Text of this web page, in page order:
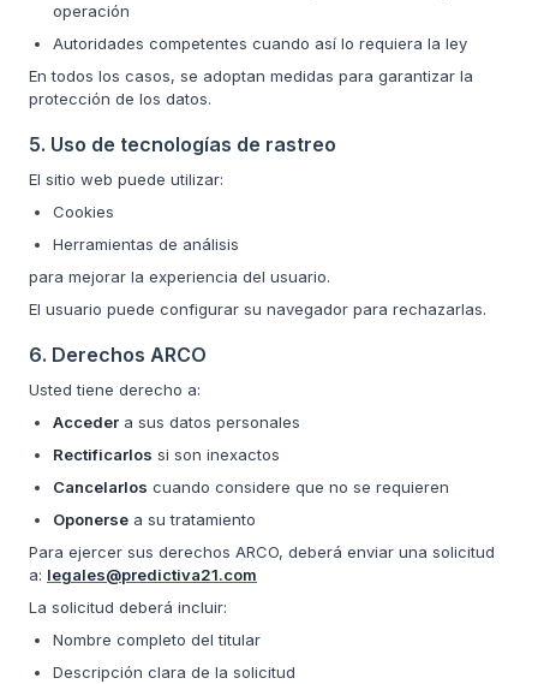
operación
Autoridades competentes cuando así lo requiera la ley
En todos los casos, se adoptan medidas para garantizar la
protección de los datos.
5. Uso de tecnologías de rastreo
El sitio web puede utilizar:
Cookies
Herramientas de análisis
para mejorar la experiencia del usuario.
El usuario puede configurar su navegador para rechazarlas.
6. Derechos ARCO
Usted tiene derecho a:
Acceder a sus datos personales
Rectificarlos si son inexactos
Cancelarlos cuando considere que no se requieren
Oponerse a su tratamiento
Para ejercer sus derechos ARCO, deberá enviar una solicitud
a: legales@predictiva21.com
La solicitud deberá incluir:
Nombre completo del titular
Descripción clara de la solicitud